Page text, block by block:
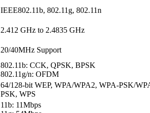
IEEE802.11b, 802.11g, 802.11n
2.412 GHz to 2.4835 GHz
20/40MHz Support
802.11b: CCK, QPSK, BPSK
802.11g/n: OFDM
64/128-bit WEP, WPA/WPA2, WPA-PSK/
PSK, WPS
11b: 11Mbps